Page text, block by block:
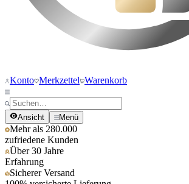
Konto Merkzettel Warenkorb
Ansicht Menü
Mehr als 280.000
zufriedene Kunden
Über 30 Jahre
Erfahrung
Sicherer Versand